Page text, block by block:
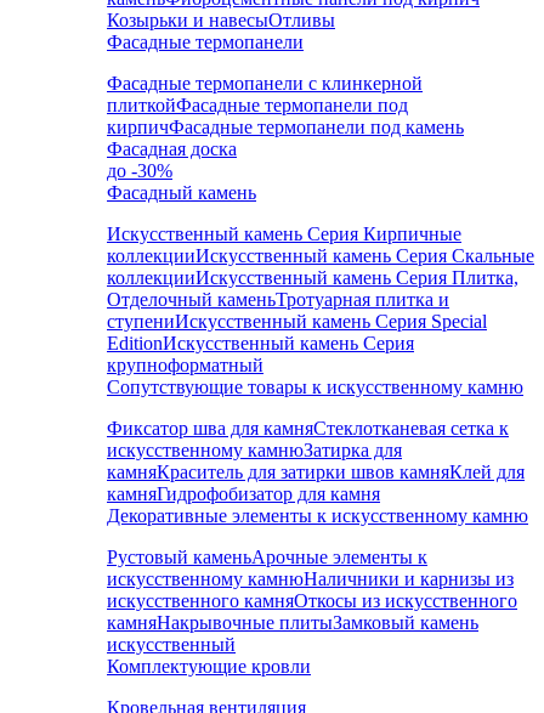
Козырьки и навесыОтливы
Фасадные термопанели
Фасадные термопанели с клинкерной
плиткойФасадные термопанели под
кирпичФасадные термопанели под камень
Фасадная доска
до -30%
Фасадный камень
Искусственный камень Серия Кирпичные
коллекцииИскусственный камень Серия Скальные
коллекцииИскусственный камень Серия Плитка,
Отделочный каменьТротуарная плитка и
ступениИскусственный камень Серия Special
EditionИскусственный камень Серия
крупноформатный
Сопутствующие товары к искусственному камню
Фиксатор шва для камняСтеклотканевая сетка к
искусственному камнюЗатирка для
камняКраситель для затирки швов камняКлей для
камняГидрофобизатор для камня
Декоративные элементы к искусственному камню
Рустовый каменьАрочные элементы к
искусственному камнюНаличники и карнизы из
искусственного камняОткосы из искусственного
камняНакрывочные плитыЗамковый камень
искусственный
Комплектующие кровли
Кровельная вентиляция